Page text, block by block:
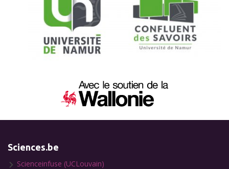
Sciences.be
Scienceinfuse (UCLouvain)